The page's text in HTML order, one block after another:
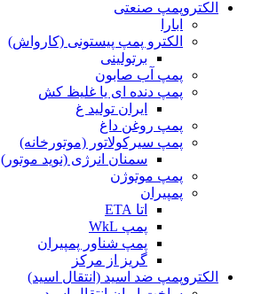
الکتروپمپ صنعتی
ابارا
الکترو پمپ پیستونی (کارواش)
برتولینی
پمپ آب صابون
پمپ دنده ای یا غلیظ کش
ایران تولید غ
پمپ روغن داغ
پمپ سیرکولاتور (موتورخانه)
سمنان انرژی (نوید موتور)
پمپ موتوژن
پمپیران
اتا ETA
پمپ WkL
پمپ شناور پمپیران
گریز از مرکز
الکتروپمپ ضد اسید (انتقال اسید)